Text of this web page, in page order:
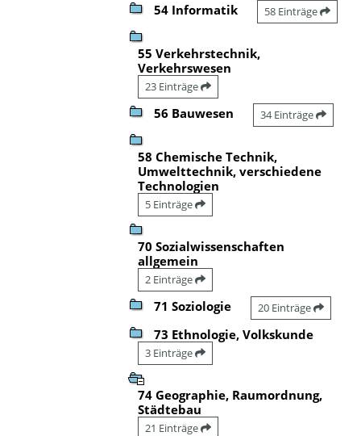
54 Informatik 58 Einträge
55 Verkehrstechnik,
Verkehrswesen
23 Einträge
56 Bauwesen 34 Einträge
58 Chemische Technik,
Umwelttechnik, verschiedene
Technologien
5 Einträge
70 Sozialwissenschaften
allgemein
2 Einträge
71 Soziologie 20 Einträge
73 Ethnologie, Volkskunde
3 Einträge
74 Geographie, Raumordnung,
Städtebau
21 Einträge